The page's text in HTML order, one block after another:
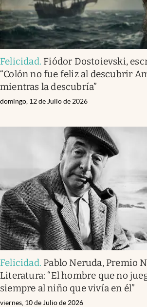
Felicidad. Fiódor Dostoievski,
“Colón no fue feliz al descubrir
mientras la descubría”
domingo, 12 de Julio de 2026
Felicidad. Pablo Neruda, Premio
Literatura: “El hombre que no
siempre al niño que vivía en él”
viernes, 10 de Julio de 2026